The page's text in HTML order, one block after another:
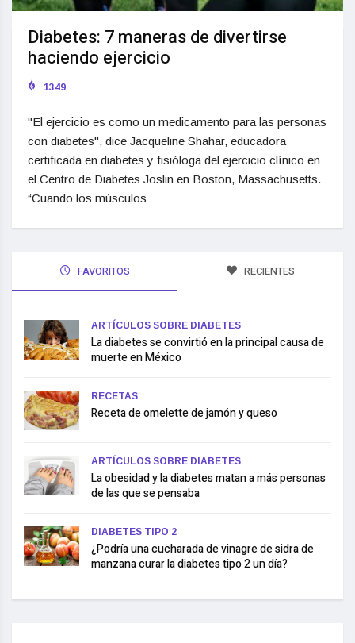
Diabetes: 7 maneras de divertirse
haciendo ejercicio
1349
"El ejercicio es como un medicamento para las personas
con diabetes", dice Jacqueline Shahar, educadora
certificada en diabetes y fisióloga del ejercicio clínico en
el Centro de Diabetes Joslin en Boston, Massachusetts.
“Cuando los músculos
FAVORITOS RECIENTES
ARTÍCULOS SOBRE DIABETES
La diabetes se convirtió en la principal causa de
muerte en México
RECETAS
Receta de omelette de jamón y queso
ARTÍCULOS SOBRE DIABETES
La obesidad y la diabetes matan a más personas
de las que se pensaba
DIABETES TIPO 2
¿Podría una cucharada de vinagre de sidra de
manzana curar la diabetes tipo 2 un día?